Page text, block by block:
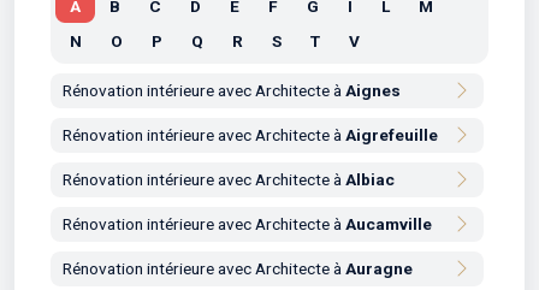
A B C D E F G I L
M
N
O P Q R S T V
Rénovation intérieure avec Architecte à Aignes
Rénovation intérieure avec Architecte à Aigrefeuille
Rénovation intérieure avec Architecte à Albiac
Rénovation intérieure avec Architecte à Aucamville
Rénovation intérieure avec Architecte à Auragne